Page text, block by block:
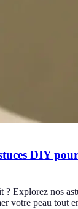
DIY
? Explorez nos
votre peau tout